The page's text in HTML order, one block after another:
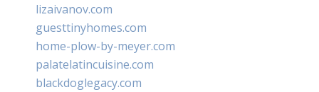
lizaivanov.com
guesttinyhomes.com
home-plow-by-meyer.com
palatelatincuisine.com
blackdoglegacy.com